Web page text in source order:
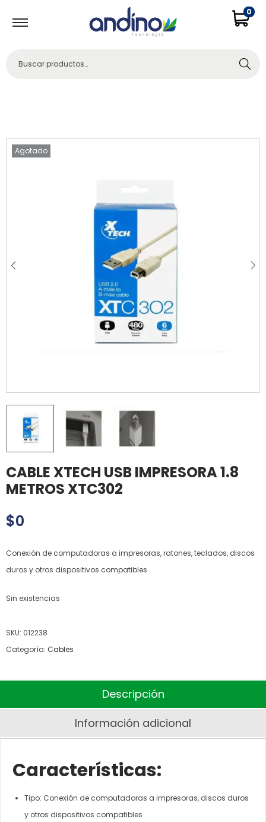
0
Buscar
Agotado
CABLE XTECH USB IMPRESORA 1.8
METROS XTC302
$0
Conexión de computadoras a impresoras, ratones, teclados, discos
duros y otros dispositivos compatibles
Sin existencias
SKU: 012238
Categoría: Cables
Descripción
Información adicional
Características:
Tipo: Conexión de computadoras a impresoras, discos duros
y otros dispositivos compatibles